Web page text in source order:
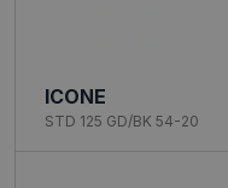
ICONE
STD 125 GD/BK 54-20